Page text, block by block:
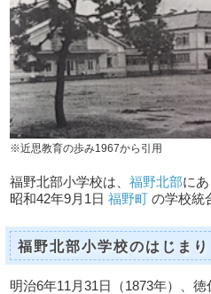
※近思教育の歩み1967から引用
福野北部小学校は、福野北部に
昭和42年9月1日福野町 の学校統
福野北部小学校のはじまり
明治6年11月31日（1873年）、